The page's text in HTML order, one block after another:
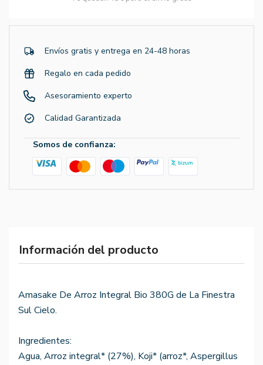
Envíos gratis y entrega en 24-48 horas
Regalo en cada pedido
Asesoramiento experto
Calidad Garantizada
Somos de confianza:
Información del producto
Amasake De Arroz Integral Bio 380G de La Finestra
Sul Cielo.
Ingredientes:
Agua, Arroz integral* (27%), Koji* (arroz*, Aspergillus